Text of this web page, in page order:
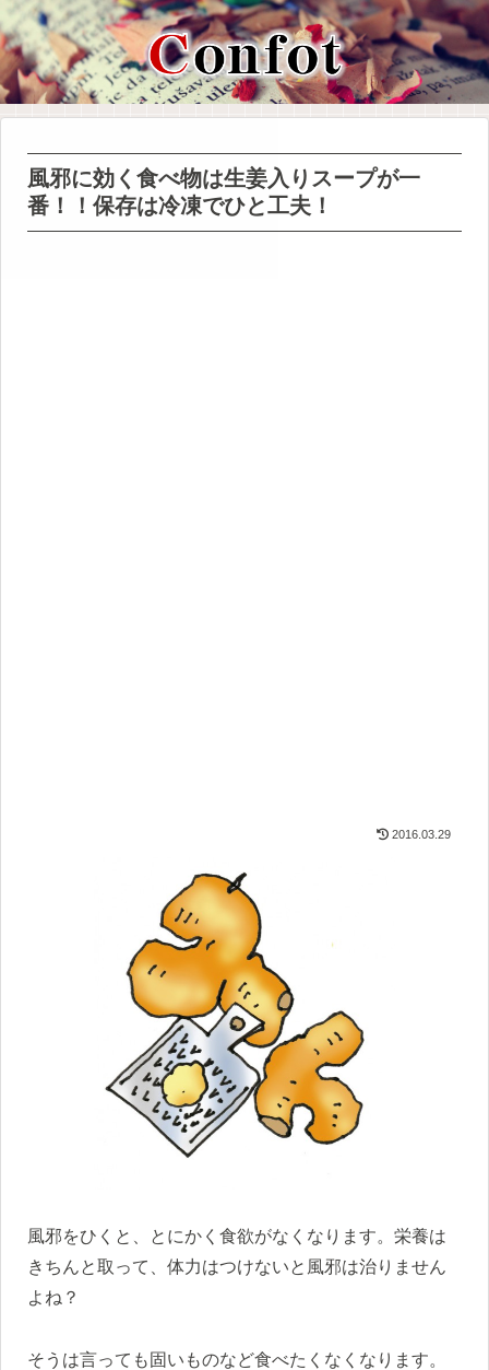
風邪に効く食べ物は生姜入りスープが一
番！！保存は冷凍でひと工夫！
2016.03.29
風邪をひくと、とにかく食欲がなくなります。栄養は
きちんと取って、体力はつけないと風邪は治りません
よね？
そうは言っても固いものなど食べたくなくなります。